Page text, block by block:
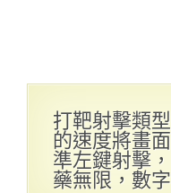
打靶射擊類
的速度將畫
準左鍵射擊
藥無限，數